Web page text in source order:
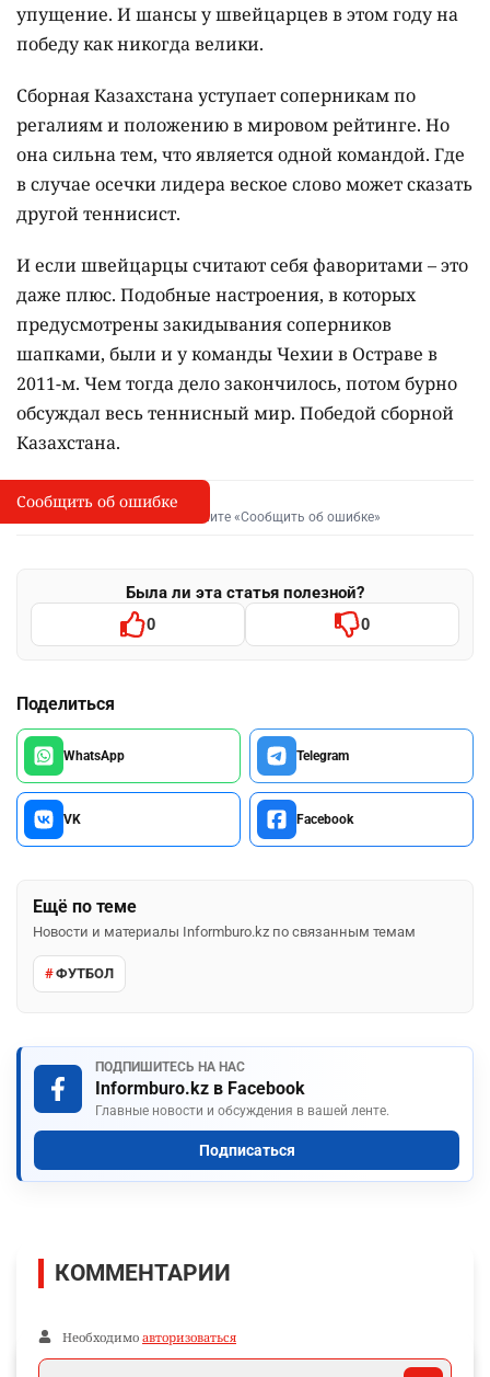
упущение. И шансы у швейцарцев в этом году на
победу как никогда велики.
Сборная Казахстана уступает соперникам по
регалиям и положению в мировом рейтинге. Но
она сильна тем, что является одной командой. Где
в случае осечки лидера веское слово может сказать
другой теннисист.
И если швейцарцы считают себя фаворитами – это
даже плюс. Подобные настроения, в которых
предусмотрены закидывания соперников
шапками, были и у команды Чехии в Остраве в
2011-м. Чем тогда дело закончилось, потом бурно
обсуждал весь теннисный мир. Победой сборной
Казахстана.
I
Сообщить об опечатке
Выделите фрагмент и нажмите «Сообщить об ошибке»
Была ли эта статья полезной?
0 0
Поделиться
WhatsApp Telegram
VK Facebook
Ещё по теме
Новости и материалы Informburo.kz по связанным темам
ФУТБОЛ
ПОДПИШИТЕСЬ НА НАС
Informburo.kz в Facebook
Главные новости и обсуждения в вашей ленте.
Подписаться
Сообщить об ошибке
КОММЕНТАРИИ
Необходимо авторизоваться